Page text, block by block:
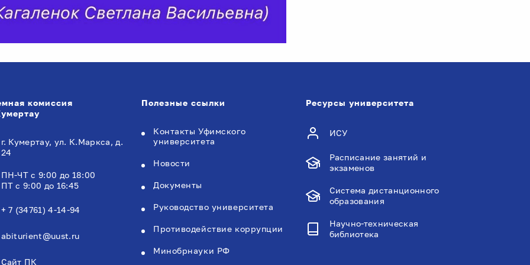
комиссия
г. Кумертау, ул. К.Маркса, д.
24
ПН-ЧТ с 9:00 до 18:00
ПТ с 9:00 до 16:45
+ 7 (34761) 4-14-94
abiturient@uust.ru
Сайт ПК
Полезные ссылки
Контакты Уфимского
университета
Новости
Документы
Руководство университета
Противодействие коррупции
Минобрнауки РФ
Ресурсы университета
ИСУ
Расписание занятий и
экзаменов
Система дистанционного
образования
Научно-техническая
библиотека